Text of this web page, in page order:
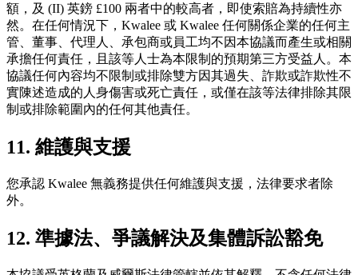
額，及 (II) 英鎊 £100 兩者中的較高者，即使索賠為持續性亦
然。在任何情況下，Kwalee 或 Kwalee 任何關係企業的任何主
管、董事、代理人、承包商或員工均不因本協議而產生或相關
承擔任何責任，且該等人士為本限制的預期第三方受益人。本
協議任何內容均不限制或排除雙方因其過失、詐欺或詐欺性不
實陳述造成的人身傷害或死亡責任，或僅在該等法律排除其限
制或排除範圍內的任何其他責任。
11. 維護與支援
您承認 Kwalee 無義務提供任何維護與支援，法律要求者除
外。
12. 準據法、爭議解決及集體訴訟豁免